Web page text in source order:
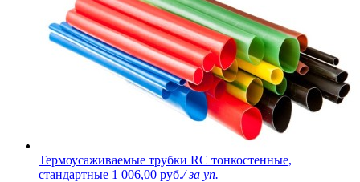
Термоусаживаемые трубки RC тонкостенные,
стандартные 1 006,00 руб./ за уп.